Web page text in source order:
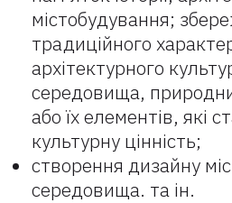
містобудування;
традиційного
архітектурного
середовища,
або їх елементів, які
культурну цінність;
створення дизайну
середовища. та ін.